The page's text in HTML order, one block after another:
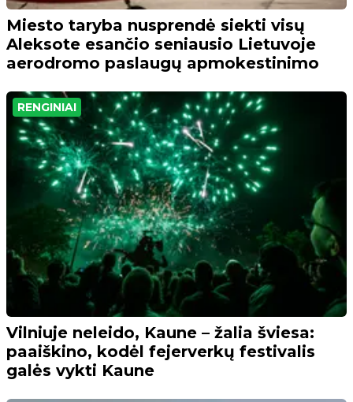
Miesto taryba nusprendė siekti visų
Aleksote esančio seniausio Lietuvoje
aerodromo paslaugų apmokestinimo
RENGINIAI
Vilniuje neleido, Kaune – žalia šviesa:
paaiškino, kodėl fejerverkų festivalis
galės vykti Kaune